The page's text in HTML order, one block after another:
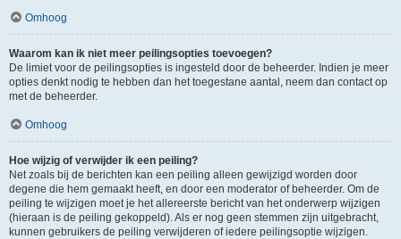
Omhoog
Waarom kan ik niet meer peilingsopties toevoegen?
De limiet voor de peilingsopties is ingesteld door de beheerder. Indien je meer
opties denkt nodig te hebben dan het toegestane aantal, neem dan contact op
met de beheerder.
Omhoog
Hoe wijzig of verwijder ik een peiling?
Net zoals bij de berichten kan een peiling alleen gewijzigd worden door
degene die hem gemaakt heeft, en door een moderator of beheerder. Om de
peiling te wijzigen moet je het allereerste bericht van het onderwerp wijzigen
(hieraan is de peiling gekoppeld). Als er nog geen stemmen zijn uitgebracht,
kunnen gebruikers de peiling verwijderen of iedere peilingsoptie wijzigen.